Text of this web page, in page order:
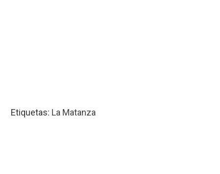
Etiquetas: La Matanza